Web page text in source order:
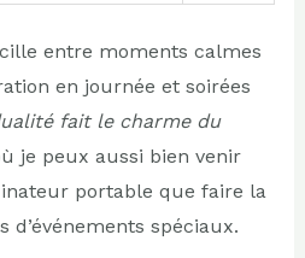
entre moments calmes
en journée et soirées
fait le charme du
je peux aussi bien venir
portable que faire la
d’événements spéciaux.